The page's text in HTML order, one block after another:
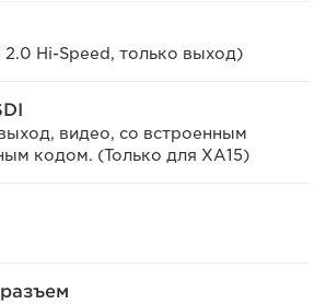
2.0 Hi-Speed, только выход)
видео, со встроенным
кодом. (Только для XA15)